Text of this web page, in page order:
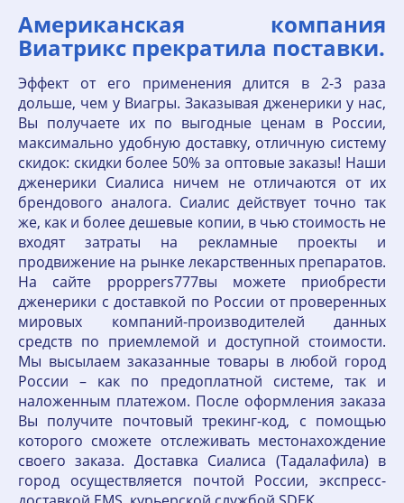
Американская компания
Виатрикс прекратила поставки.
Эффект от его применения длится в 2-3 раза
дольше, чем у Виагры. Заказывая дженерики у нас,
Вы получаете их по выгодные ценам в России,
максимально удобную доставку, отличную систему
скидок: скидки более 50% за оптовые заказы! Наши
дженерики Сиалиса ничем не отличаются от их
брендового аналога. Сиалис действует точно так
же, как и более дешевые копии, в чью стоимость не
входят затраты на рекламные проекты и
продвижение на рынке лекарственных препаратов.
На сайте ppoppers777вы можете приобрести
дженерики с доставкой по России от проверенных
мировых компаний-производителей данных
средств по приемлемой и доступной стоимости.
Мы высылаем заказанные товары в любой город
России – как по предоплатной системе, так и
наложенным платежом. После оформления заказа
Вы получите почтовый трекинг-код, с помощью
которого сможете отслеживать местонахождение
своего заказа. Доставка Сиалиса (Тадалафила) в
город осуществляется почтой России, экспресс-